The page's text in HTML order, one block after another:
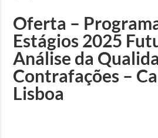
Oferta –
Estágios 2025
Análise da
Contrafações –
Lisboa